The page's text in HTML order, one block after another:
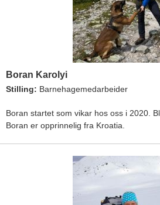
Boran Karolyi
Stilling: Barnehagemedarbeider
Boran startet som vikar hos oss i 2020.
Boran er opprinnelig fra Kroatia.